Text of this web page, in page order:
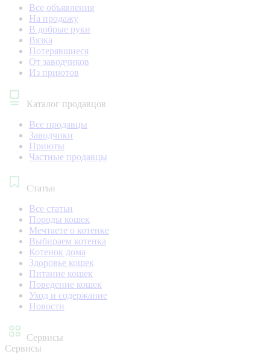
Все объявления
На продажу
В добрые руки
Вязка
Потерявшиеся
От заводчиков
Из приютов
Каталог продавцов
Все продавцы
Заводчики
Приюты
Частные продавцы
Статьи
Все статьи
Породы кошек
Мечтаете о котенке
Выбираем котенка
Котенок дома
Здоровье кошек
Питание кошек
Поведение кошек
Уход и содержание
Новости
Сервисы
Сервисы